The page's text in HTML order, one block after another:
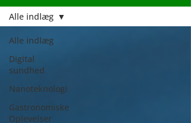
Alle indlæg
Digital
sundhed
Nanoteknologi
Gastronomiske
Oplevelser
Alle indlæg